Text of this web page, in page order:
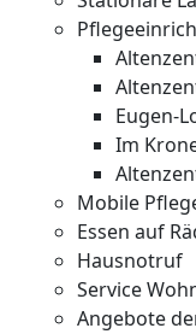
Eugen-
Im
Mobile
Essen auf
Hausnotruf
Service
Angebote